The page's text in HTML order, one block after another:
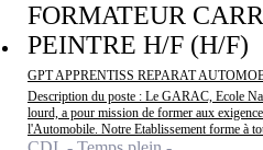
FORMATEUR
PEINTRE H/F (H/F)
GPT APPRENTISS REPARAT
Description du poste : Le GARAC, Ecole
lourd, a pour mission de former aux
l'Automobile. Notre Etablissement forme à